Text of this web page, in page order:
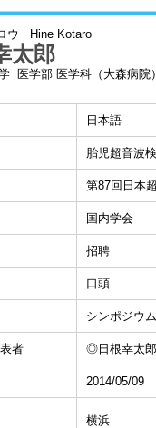
ウ Hine Kotaro
太郎
医学部 医学科（大森病院）
日本語
胎児超音波
第87回日本
国内学会
招聘
口頭
シンポジウ
者 ◎日根幸太
2014/05/09
横浜